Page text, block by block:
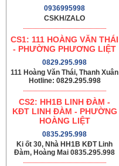
0936995998
CSKH/ZALO
CS1: 111 HOÀNG VĂN THÁI
- PHƯỜNG PHƯƠNG LIỆT
0829.295.998
111 Hoàng Văn Thái, Thanh Xuân
Hotline: 0829.295.998
CS2: HH1B LINH ĐÀM -
KĐT LINH ĐÀM - PHƯỜNG
HOÀNG LIỆT
0835.295.998
Ki ốt 30, Nhà HH1B KĐT Linh
Đàm, Hoàng Mai 0835.295.998